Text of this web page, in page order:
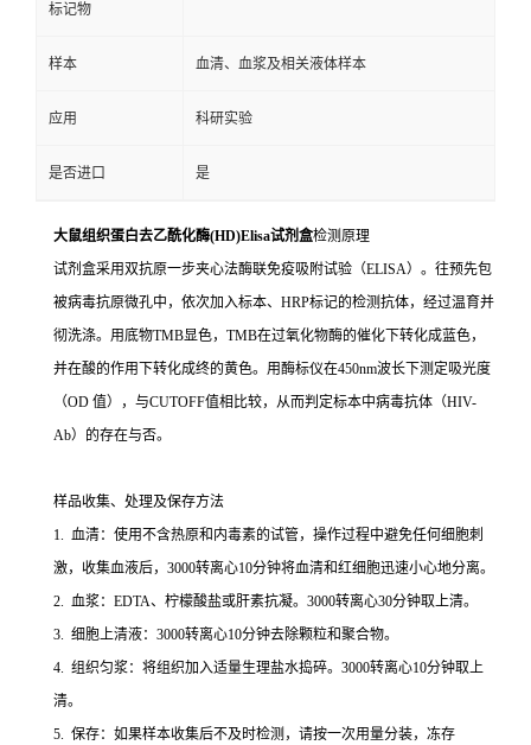
标记物
样本 血清、血浆及相关液体样本
应用 科研实验
是否进口 是
大鼠组织蛋白去乙酰化酶(HD)Elisa试剂盒检测原理
试剂盒采用双抗原一步夹心法酶联免疫吸附试验（ELISA）。往预先包
被病毒抗原微孔中，依次加入标本、HRP标记的检测抗体，经过温育并
彻洗涤。用底物TMB显色，TMB在过氧化物酶的催化下转化成蓝色，
并在酸的作用下转化成终的黄色。用酶标仪在450nm波长下测定吸光度
（OD 值），与CUTOFF值相比较，从而判定标本中病毒抗体（HIV-
Ab）的存在与否。
样品收集、处理及保存方法
1. 血清：使用不含热原和内毒素的试管，操作过程中避免任何细胞刺
激，收集血液后，3000转离心10分钟将血清和红细胞迅速小心地分离。
2. 血浆：EDTA、柠檬酸盐或肝素抗凝。3000转离心30分钟取上清。
3. 细胞上清液：3000转离心10分钟去除颗粒和聚合物。
4. 组织匀浆：将组织加入适量生理盐水捣碎。3000转离心10分钟取上
清。
5. 保存：如果样本收集后不及时检测，请按一次用量分装，冻存